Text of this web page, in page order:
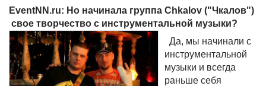
EventNN.ru: Но начинала группа Chkalov ("Чкалов")
свое творчество с инструментальной музыки?
Да, мы начинали с
инструментальной
музыки и всегда
раньше себя